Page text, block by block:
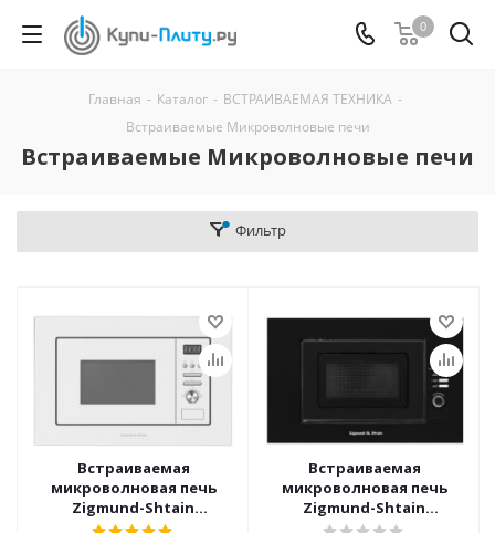
0
Главная - Каталог - ВСТРАИВАЕМАЯ ТЕХНИКА -
Встраиваемые Микроволновые печи
Встраиваемые Микроволновые печи
Фильтр
Встраиваемая
микроволновая печь
Zigmund-Shtain
(Зигмунд-Штайн) BMO
Встраиваемая
микроволновая печь
Zigmund-Shtain
(Зигмунд-Штайн) BMO 21